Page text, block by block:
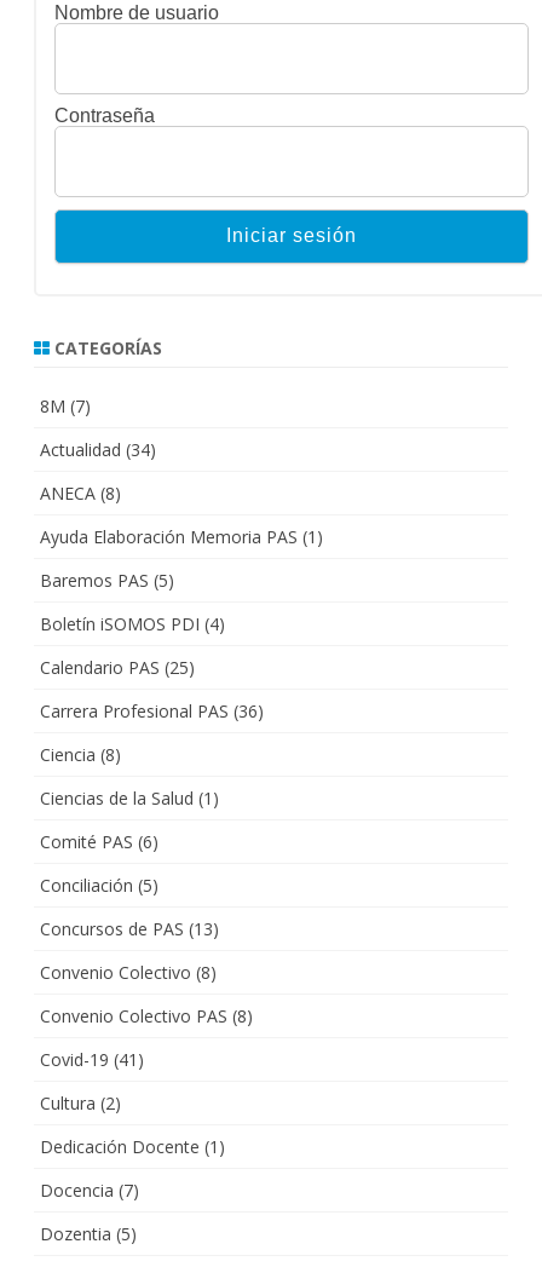
Nombre de usuario
Contraseña
CATEGORÍAS
8M (7)
Actualidad (34)
ANECA (8)
Ayuda Elaboración Memoria PAS (1)
Baremos PAS (5)
Boletín iSOMOS PDI (4)
Calendario PAS (25)
Carrera Profesional PAS (36)
Ciencia (8)
Ciencias de la Salud (1)
Comité PAS (6)
Conciliación (5)
Concursos de PAS (13)
Convenio Colectivo (8)
Convenio Colectivo PAS (8)
Covid-19 (41)
Cultura (2)
Dedicación Docente (1)
Docencia (7)
Dozentia (5)